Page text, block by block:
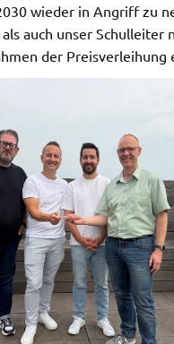
wieder in Angriff zu
auch unser Schulleiter
der